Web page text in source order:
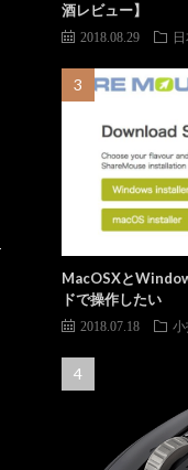
酒レビュー】
2018.08.29
MacOSXと
ドで操作したい
2018.07.18 小